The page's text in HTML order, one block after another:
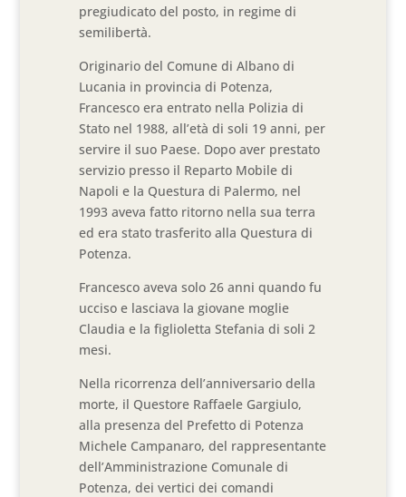
pregiudicato del posto, in regime di
semilibertà.
Originario del Comune di Albano di
Lucania in provincia di Potenza,
Francesco era entrato nella Polizia di
Stato nel 1988, all’età di soli 19 anni, per
servire il suo Paese. Dopo aver prestato
servizio presso il Reparto Mobile di
Napoli e la Questura di Palermo, nel
1993 aveva fatto ritorno nella sua terra
ed era stato trasferito alla Questura di
Potenza.
Francesco aveva solo 26 anni quando fu
ucciso e lasciava la giovane moglie
Claudia e la figlioletta Stefania di soli 2
mesi.
Nella ricorrenza dell’anniversario della
morte, il Questore Raffaele Gargiulo,
alla presenza del Prefetto di Potenza
Michele Campanaro, del rappresentante
dell’Amministrazione Comunale di
Potenza, dei vertici dei comandi